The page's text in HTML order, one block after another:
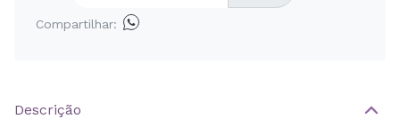
Compartilhar:
Descrição